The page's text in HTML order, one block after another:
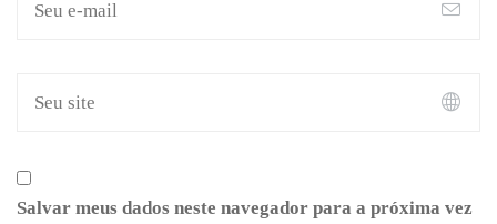
Salvar meus dados neste navegador para a próxima vez